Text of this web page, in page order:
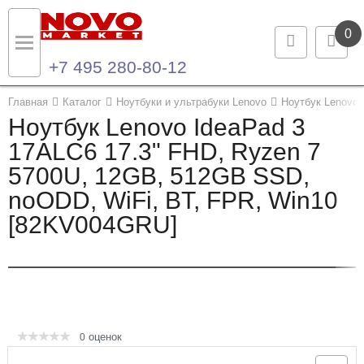
0
+7 495 280-80-12
Главная Каталог Ноутбуки и ультрабуки Lenovo Ноутбук
Ноутбук Lenovo IdeaPad 3
17ALC6 17.3" FHD, Ryzen 7
5700U, 12GB, 512GB SSD,
noODD, WiFi, BT, FPR, Win10
[82KV004GRU]
0 оценок
Назад
Каталог продукции
Ноутбуки и ультрабуки
Компьютеры
Назад
Контакты
Контактная информация